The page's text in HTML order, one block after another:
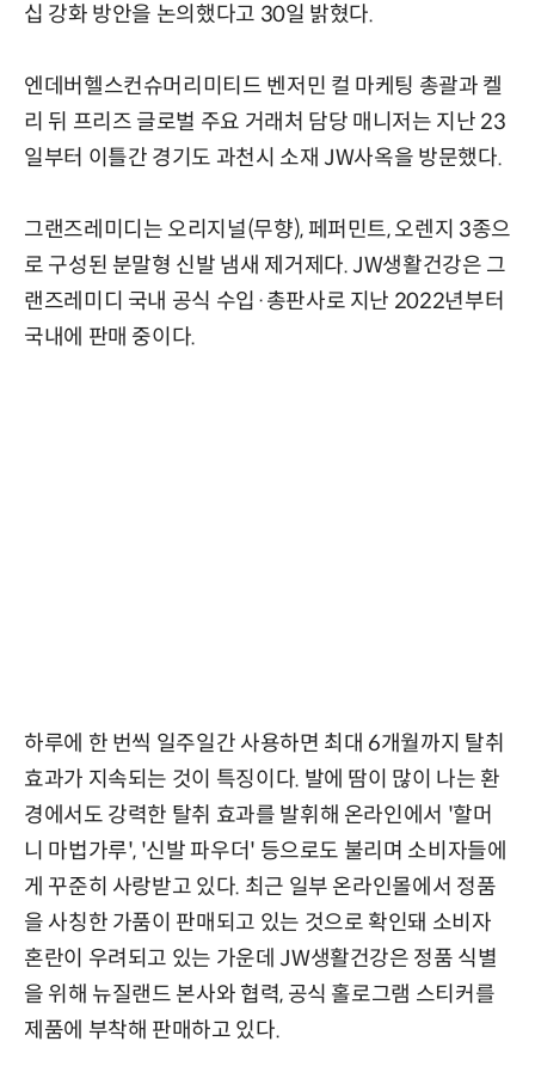
십 강화 방안을 논의했다고 30일 밝혔다.
엔데버헬스컨슈머리미티드 벤저민 컬 마케팅 총괄과 켈
리 뒤 프리즈 글로벌 주요 거래처 담당 매니저는 지난 23
일부터 이틀간 경기도 과천시 소재 JW사옥을 방문했다.
그랜즈레미디는 오리지널(무향), 페퍼민트, 오렌지 3종으
로 구성된 분말형 신발 냄새 제거제다. JW생활건강은 그
랜즈레미디 국내 공식 수입·총판사로 지난 2022년부터
국내에 판매 중이다.
하루에 한 번씩 일주일간 사용하면 최대 6개월까지 탈취
효과가 지속되는 것이 특징이다. 발에 땀이 많이 나는 환
경에서도 강력한 탈취 효과를 발휘해 온라인에서 '할머
니 마법가루', '신발 파우더' 등으로도 불리며 소비자들에
게 꾸준히 사랑받고 있다. 최근 일부 온라인몰에서 정품
을 사칭한 가품이 판매되고 있는 것으로 확인돼 소비자
혼란이 우려되고 있는 가운데 JW생활건강은 정품 식별
을 위해 뉴질랜드 본사와 협력, 공식 홀로그램 스티커를
제품에 부착해 판매하고 있다.